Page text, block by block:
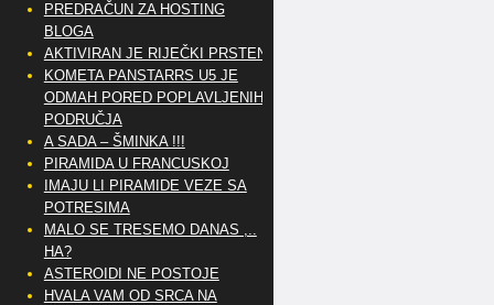
PREDRAČUN ZA HOSTING
BLOGA
AKTIVIRAN JE RIJEČKI PRSTEN
KOMETA PANSTARRS U5 JE
ODMAH PORED POPLAVLJENIH
PODRUČJA
A SADA – ŠMINKA !!!
PIRAMIDA U FRANCUSKOJ
IMAJU LI PIRAMIDE VEZE SA
POTRESIMA
MALO SE TRESEMO DANAS ,..
HA?
ASTEROIDI NE POSTOJE
HVALA VAM OD SRCA NA